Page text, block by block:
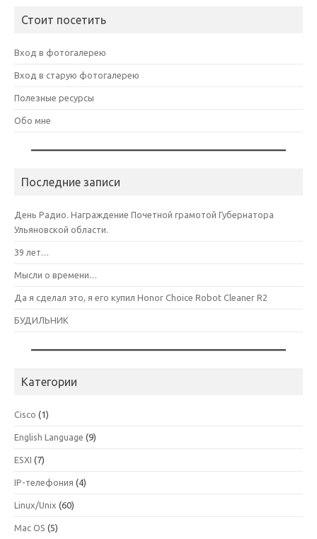
Стоит посетить
Вход в фотогалерею
Вход в старую фотогалерею
Полезные ресурсы
Обо мне
Последние записи
День Радио. Награждение Почетной грамотой Губернатора
Ульяновской области.
39 лет…
Мысли о времени…
Да я сделал это, я его купил Honor Choice Robot Cleaner R2
БУДИЛЬНИК
Категории
Cisco (1)
English Language (9)
ESXI (7)
IP-телефония (4)
Linux/Unix (60)
Mac OS (5)